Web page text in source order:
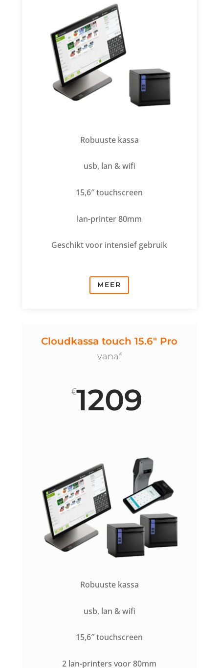
Robuuste kassa
usb, lan & wifi
15,6″ touchscreen
lan-printer 80mm
Geschikt voor intensief gebruik
MEER
Cloudkassa touch 15.6" Pro
vanaf
€1209
Robuuste kassa
usb, lan & wifi
15,6″ touchscreen
2 lan-printers voor 80mm